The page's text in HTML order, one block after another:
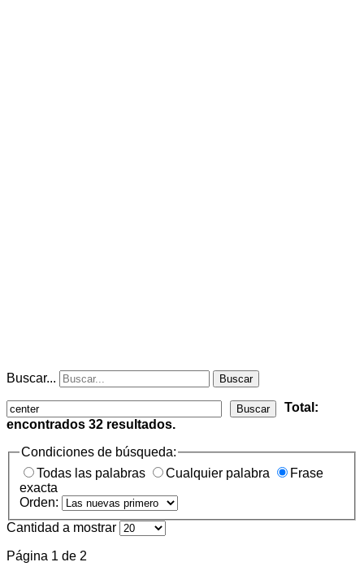
Buscar... Buscar
Buscar
Total:
encontrados 32 resultados.
Condiciones de búsqueda:
Todas las palabras
Cualquier palabra
Frase
exacta
Orden:
Cantidad a mostrar
Página 1 de 2